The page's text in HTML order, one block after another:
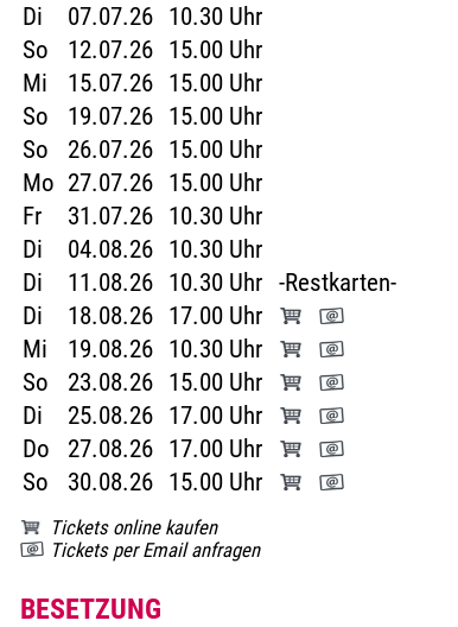
Di
07.07.26 10.30 Uhr
So
12.07.26 15.00 Uhr
Mi
15.07.26 15.00 Uhr
So
19.07.26 15.00 Uhr
So
26.07.26 15.00 Uhr
Mo 27.07.26 15.00 Uhr
Fr
31.07.26 10.30 Uhr
Di
04.08.26 10.30 Uhr
Di
11.08.26 10.30 Uhr -Restkarten-
Di
18.08.26 17.00 Uhr
Mi
19.08.26 10.30 Uhr
So
23.08.26 15.00 Uhr
Di
25.08.26 17.00 Uhr
Do
27.08.26 17.00 Uhr
So
30.08.26 15.00 Uhr
Tickets online kaufen
Tickets per Email anfragen
BESETZUNG